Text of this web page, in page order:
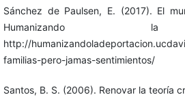
Sánchez de Paulsen, E. (2017). El
Humanizando
http://
familias-pero-jamas-sentimientos/
Santos, B. S. (2006). Renovar la teoría